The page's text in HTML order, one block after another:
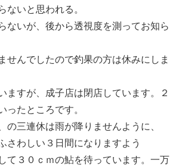
ないと思われる。
ないが、後から透視度を測ってお知ら
せんでしたので釣果の方は休みにしま
ますが、成子店は閉店しています。２
ったところです。
の三連休は雨が降りませんように、
さわしい３日間になりますよう
て３０ｃｍの鮎を待っています。一万